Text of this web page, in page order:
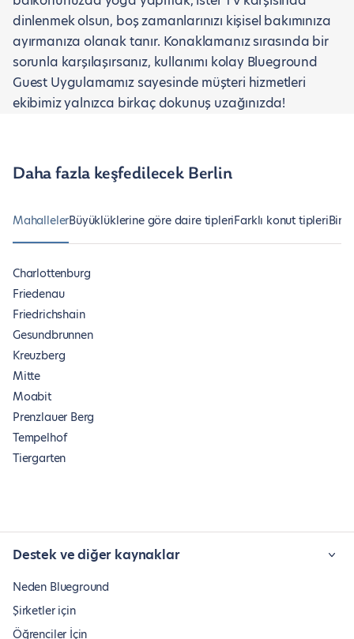
dinlenmek olsun, boş zamanlarınızı kişisel bakımınıza
ayırmanıza olanak tanır. Konaklamanız sırasında bir
sorunla karşılaşırsanız, kullanımı kolay Blueground
Guest Uygulamamız sayesinde müşteri hizmetleri
ekibimiz yalnızca birkaç dokunuş uzağınızda!
Daha fazla keşfedilecek Berlin
MahallelerBüyüklüklerine göre daire tipleriFarklı konut tipleri
Charlottenburg
Friedenau
Friedrichshain
Gesundbrunnen
Kreuzberg
Mitte
Moabit
Prenzlauer Berg
Tempelhof
Tiergarten
Destek ve diğer kaynaklar
Neden Blueground
Şirketler için
Öğrenciler İçin